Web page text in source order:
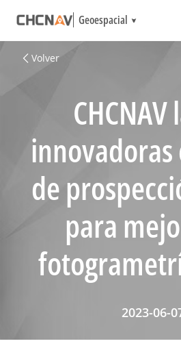
Geoespacial
Volver
CHCNAV
innovadoras
de
para
2023-06-